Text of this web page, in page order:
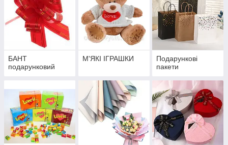
БАНТ
подарунковий
М'ЯКІ ІГРАШКИ
Подарункові
пакети